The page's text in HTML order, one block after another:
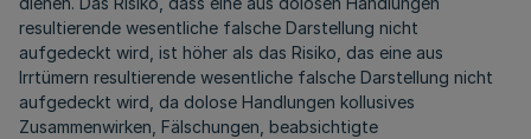
resultierende wesentliche falsche Darstellung nicht
aufgedeckt wird, ist höher als das Risiko, das eine aus
Irrtümern resultierende wesentliche falsche Darstellung nicht
aufgedeckt wird, da dolose Handlungen kollusives
Zusammenwirken, Fälschungen, beabsichtigte